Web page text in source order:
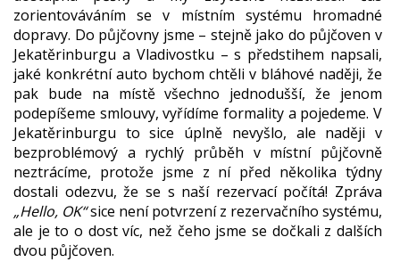
zorientováváním se v místním systému hromadné
dopravy. Do půjčovny jsme – stejně jako do půjčoven v
Jekatěrinburgu a Vladivostku – s předstihem napsali,
jaké konkrétní auto bychom chtěli v bláhové naději, že
pak bude na místě všechno jednodušší, že jenom
podepíšeme smlouvy, vyřídíme formality a pojedeme. V
Jekatěrinburgu to sice úplně nevyšlo, ale naději v
bezproblémový a rychlý průběh v místní půjčovně
neztrácíme, protože jsme z ní před několika týdny
dostali odezvu, že se s naší rezervací počítá! Zpráva
„Hello, OK“sice není potvrzení z rezervačního systému,
ale je to o dost víc, než čeho jsme se dočkali z dalších
dvou půjčoven.